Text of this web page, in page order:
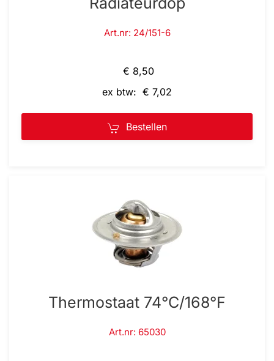
Art.nr: 24/151-6
€ 8,50
ex btw: € 7,02
Bestellen
Thermostaat 74°C/168°F
Art.nr: 65030